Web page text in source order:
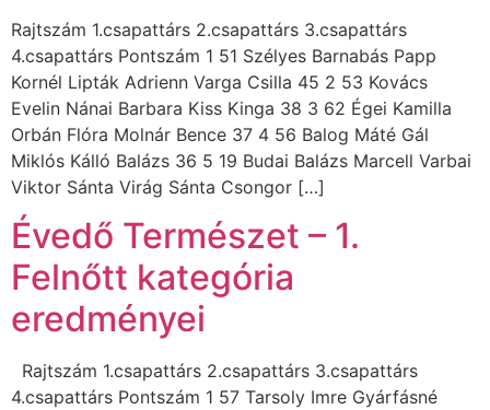
Rajtszám 1.csapattárs 2.csapattárs 3.csapattárs
4.csapattárs Pontszám 1 51 Szélyes Barnabás Papp
Kornél Lipták Adrienn Varga Csilla 45 2 53 Kovács
Evelin Nánai Barbara Kiss Kinga 38 3 62 Égei Kamilla
Orbán Flóra Molnár Bence 37 4 56 Balog Máté Gál
Miklós Kálló Balázs 36 5 19 Budai Balázs Marcell Varbai
Viktor Sánta Virág Sánta Csongor […]
Évedő Természet – 1.
Felnőtt kategória
eredményei
Rajtszám 1.csapattárs 2.csapattárs 3.csapattárs
4.csapattárs Pontszám 1 57 Tarsoly Imre Gyárfásné